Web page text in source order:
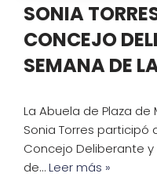
SONIA
CONCEJO
SEMANA DE
La Abuela de Plaza
Sonia Torres participó
Concejo Deliberante
de…Leer más »